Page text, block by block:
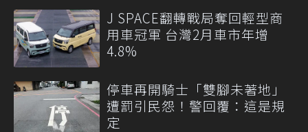
J SPACE翻轉戰局奪回輕型商
用車冠軍 台灣2月車市年增
4.8%
停車再開騎士「雙腳未著地」
遭罰引民怨！警回覆：這是規
定